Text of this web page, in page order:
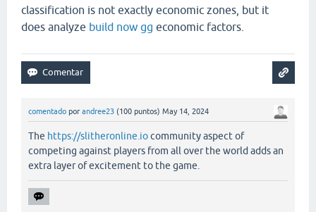
classification is not exactly economic zones, but it
does analyze build now gg economic factors.
comentado por andree23 (100 puntos) May 14, 2024
The https://slitheronline.iocommunity aspect of
competing against players from all over the world adds an
extra layer of excitement to the game.